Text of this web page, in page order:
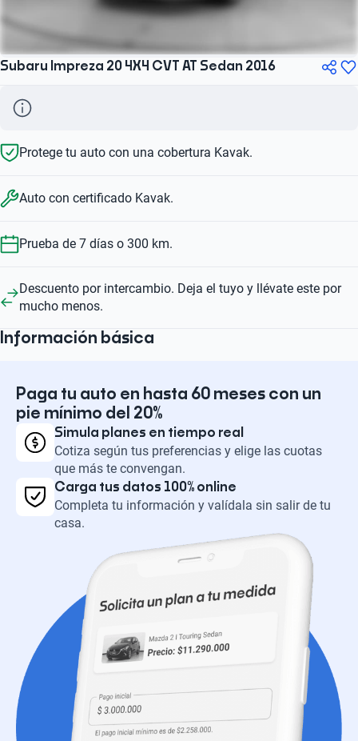
Subaru Impreza 20 4X4 CVT AT Sedan 2016
Protege tu auto con una cobertura Kavak.
Auto con certificado Kavak.
Prueba de 7 días o 300 km.
Descuento por intercambio. Deja el tuyo y llévate este por
mucho menos.
Información básica
Paga tu auto en hasta 60 meses con un
pie mínimo del 20%
Simula planes en tiempo real
Cotiza según tus preferencias y elige las cuotas
que más te convengan.
Carga tus datos 100% online
Completa tu información y valídala sin salir de tu
casa.